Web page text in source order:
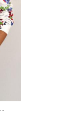
Chemise manches longues SONIA